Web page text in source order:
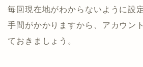
毎回現在地がわからないように設
手間がかかりますから、アカウン
ておきましょう。